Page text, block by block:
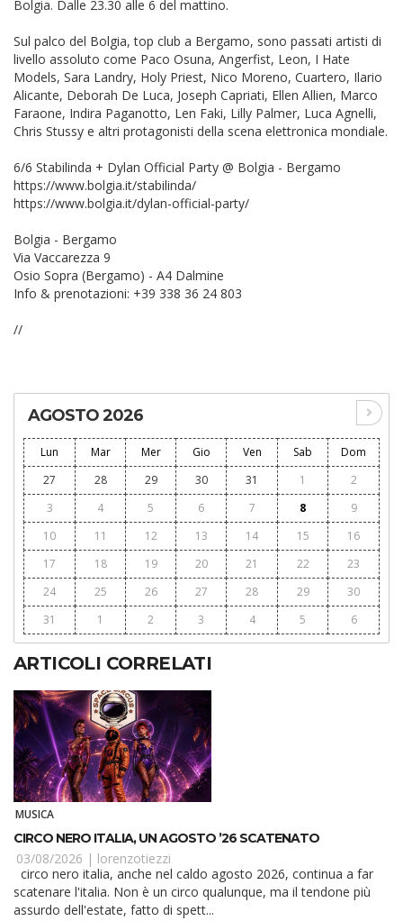
Bolgia. Dalle 23.30 alle 6 del mattino.
Sul palco del Bolgia, top club a Bergamo, sono passati artisti di
livello assoluto come Paco Osuna, Angerfist, Leon, I Hate
Models, Sara Landry, Holy Priest, Nico Moreno, Cuartero, Ilario
Alicante, Deborah De Luca, Joseph Capriati, Ellen Allien, Marco
Faraone, Indira Paganotto, Len Faki, Lilly Palmer, Luca Agnelli,
Chris Stussy e altri protagonisti della scena elettronica mondiale.
6/6 Stabilinda + Dylan Official Party @ Bolgia - Bergamo
https://www.bolgia.it/stabilinda/
https://www.bolgia.it/dylan-official-party/
Bolgia - Bergamo
Via Vaccarezza 9
Osio Sopra (Bergamo) - A4 Dalmine
Info & prenotazioni: +39 338 36 24 803
//
AGOSTO 2026
Lun Mar Mer Gio Ven Sab
Dom
27
28 29 30 31 1
2
3
4 5 6 7 8
9
10
11 12 13 14 15
16
17
18 19 20 21 22
23
24
25 26 27 28 29
30
31
1 2 3 4 5 6
ARTICOLI CORRELATI
MUSICA
CIRCO NERO ITALIA, UN AGOSTO ’26 SCATENATO
03/08/2026 | lorenzotiezzi
scatenare l'italia. Non è un circo qualunque, ma il tendone più
assurdo dell'estate, fatto di spett...